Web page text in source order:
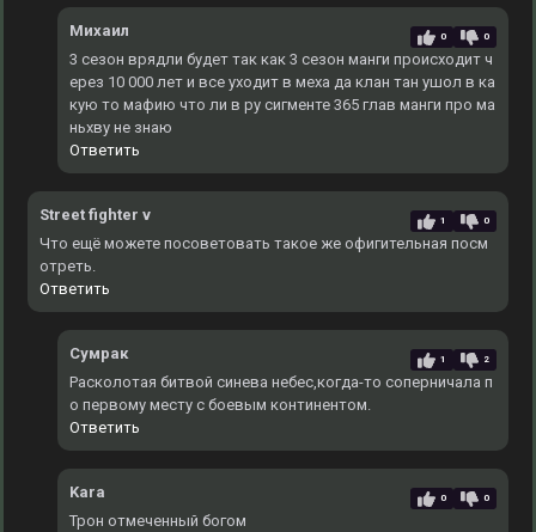
Михаил 0 0
3 сезон врядли будет так как 3 сезон манги происходит ч
ерез 10 000 лет и все уходит в меха да клан тан ушол в ка
кую то мафию что ли в ру сигменте 365 глав манги про ма
ньхву не знаю
Ответить
Street fighter v 1 0
Что ещё можете посоветовать такое же офигительная посм
отреть.
Ответить
Сумрак 1 2
Расколотая битвой синева небес,когда-то соперничала п
о первому месту с боевым континентом.
Ответить
Kara 0 0
Трон отмеченный богом